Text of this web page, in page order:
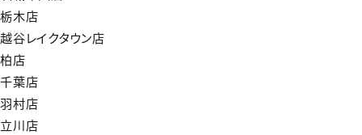
栃木店
越谷レイクタウン店
柏店
千葉店
羽村店
立川店